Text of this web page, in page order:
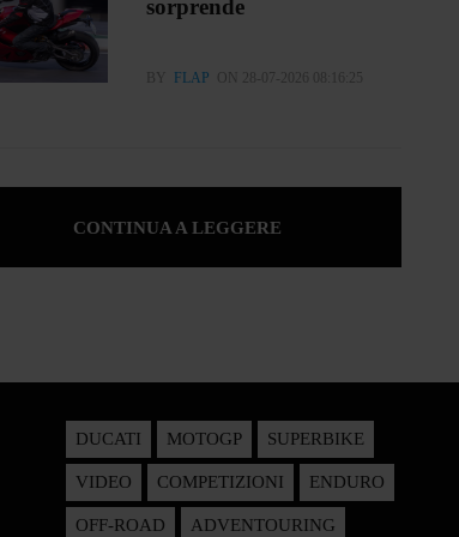
sorprende
BY FLAP ON 28-07-2026 08:16:25
CONTINUA A LEGGERE
DUCATI MOTOGP SUPERBIKE
VIDEO COMPETIZIONI ENDURO
OFF-ROAD ADVENTOURING